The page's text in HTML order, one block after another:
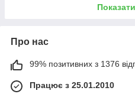
Про нас
99% позитивних з 1376
Працює з 25.01.2010